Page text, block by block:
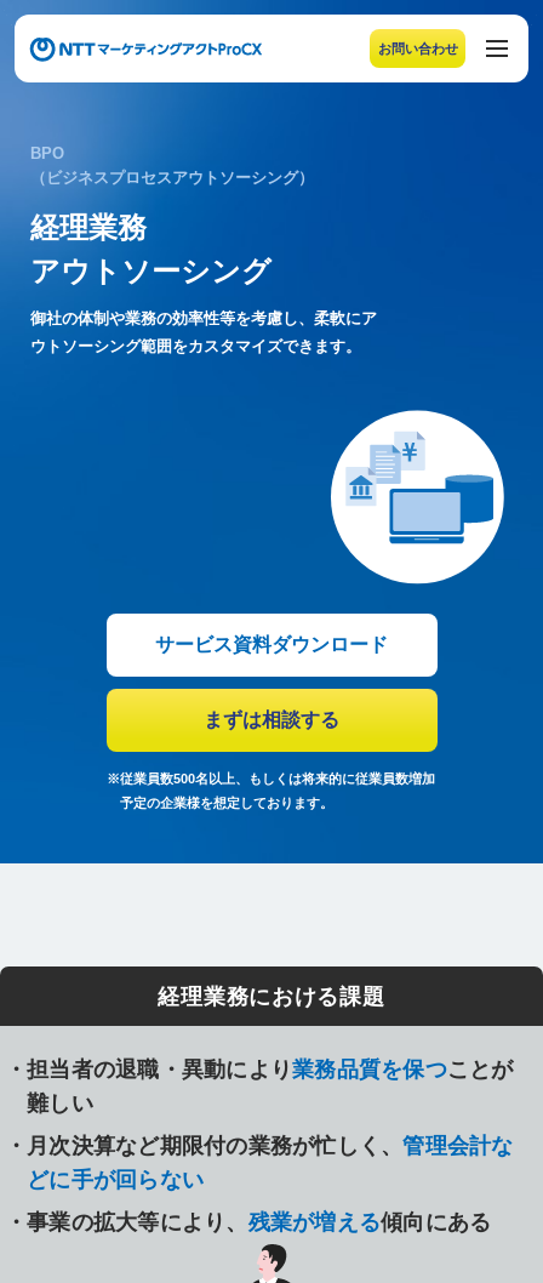
お問い合わせ
メニューの末尾です。Escape キーでメニューを閉じるこ
BPO
（ビジネスプロセスアウトソーシング）
経理業務
アウトソーシング
御社の体制や業務の効率性等を考慮し、 柔軟にア
ウトソーシング範囲をカスタマイズできます。
サービス資料ダウンロード
まずは相談する
※従業員数500名以上、もしくは将来的に従業員数増加
予定の企業様を想定しております。
経理業務における課題
担当者の退職・異動により業務品質を保つことが
難しい
月次決算など期限付の業務が忙しく、管理会計な
どに手が回らない
事業の拡大等により、 残業が増える傾向にある